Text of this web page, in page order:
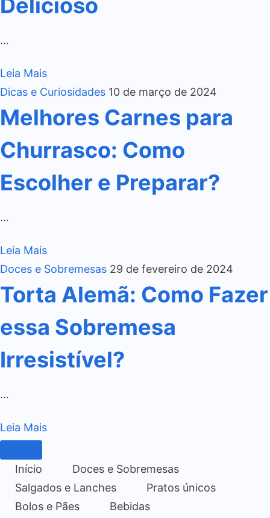
Delicioso
…
Leia Mais
Dicas e Curiosidades 10 de março de 2024
Melhores Carnes para
Churrasco: Como
Escolher e Preparar?
…
Leia Mais
Doces e Sobremesas 29 de fevereiro de 2024
Torta Alemã: Como Fazer
essa Sobremesa
Irresistível?
…
Leia Mais
Início
Doces e Sobremesas
Salgados e Lanches
Pratos únicos
Bolos e Pães
Bebidas